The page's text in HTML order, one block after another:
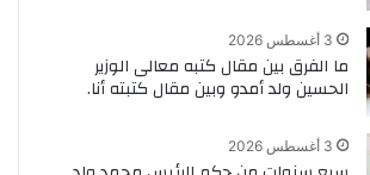
3 أغسطس 2026
ما الفرق بين مقال كتبه معالى الوزير
الحسين ولد أمدو وبين مقال كتبته أنا.
3 أغسطس 2026